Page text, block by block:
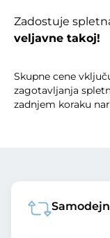
Zadostuje
veljavne takoj!
Skupne cene
zagotavljanja
zadnjem koraku